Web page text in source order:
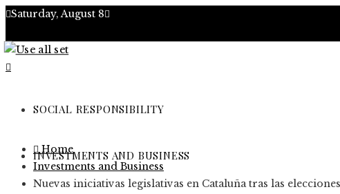
Saturday, August 8
About
SOCIAL RESPONSIBILITY
INVESTMENTS AND BUSINESS
Home
Investments and Business
Nuevas iniciativas legislativas en Cataluña tras las elecciones